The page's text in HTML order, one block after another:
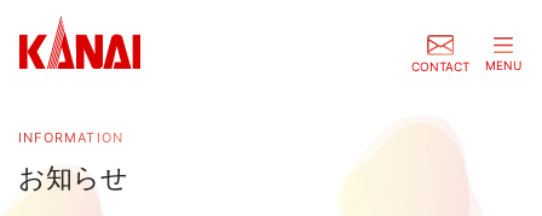
CONTACT MENU
INFORMATION
お知らせ